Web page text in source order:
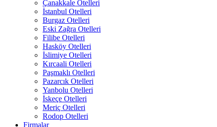
Çanakkale Otelleri
İstanbul Otelleri
Burgaz Otelleri
Eski Zağra Otelleri
Filibe Otelleri
Hasköy Otelleri
İslimiye Otelleri
Kırcaali Otelleri
Paşmaklı Otelleri
Pazarcık Otelleri
Yanbolu Otelleri
İskeçe Otelleri
Meriç Otelleri
Rodop Otelleri
Firmalar